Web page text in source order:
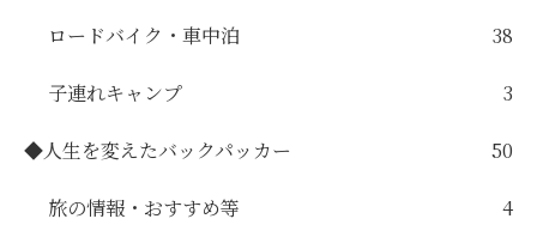
ロードバイク・車中泊 38
子連れキャンプ 3
◆人生を変えたバックパッカー 50
旅の情報・おすすめ等 4